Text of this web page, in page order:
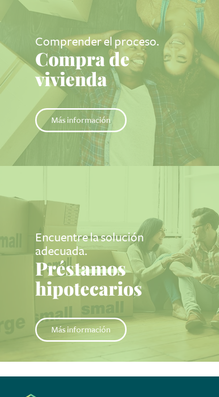
Comprender el proceso.
Compra de
vivienda
Más información
Encuentre la solución
adecuada.
Préstamos
hipotecarios
Más información